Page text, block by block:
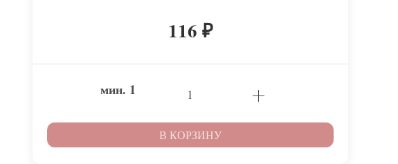
116 ₽
мин. 1
В КОРЗИНУ